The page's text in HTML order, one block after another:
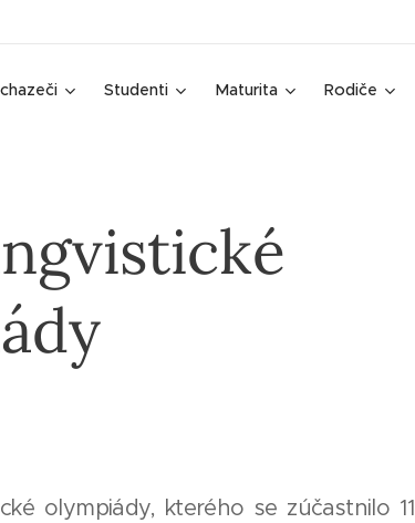
Studenti Maturita Rodiče
olympiády, kterého se zúčastnilo 11